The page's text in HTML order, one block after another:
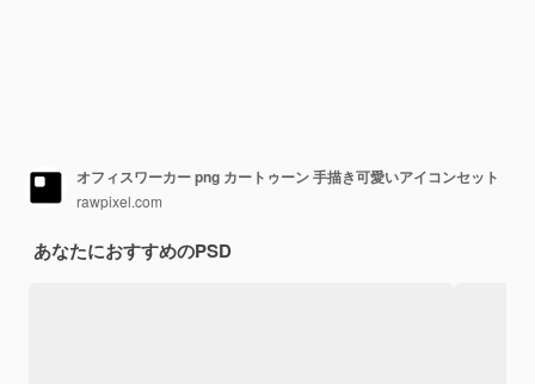
オフィスワーカー png カートゥーン 手描き可愛いアイコンセット
rawpixel.com
あなたにおすすめのPSD